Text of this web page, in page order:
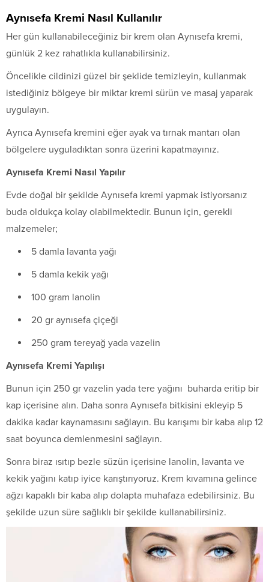
Aynısefa Kremi Nasıl Kullanılır
Her gün kullanabileceğiniz bir krem olan Aynısefa kremi,
günlük 2 kez rahatlıkla kullanabilirsiniz.
Öncelikle cildinizi güzel bir şeklide temizleyin, kullanmak
istediğiniz bölgeye bir miktar kremi sürün ve masaj yaparak
uygulayın.
Ayrıca Aynısefa kremini eğer ayak va tırnak mantarı olan
bölgelere uyguladıktan sonra üzerini kapatmayınız.
Aynısefa Kremi Nasıl Yapılır
Evde doğal bir şekilde Aynısefa kremi yapmak istiyorsanız
buda oldukça kolay olabilmektedir. Bunun için, gerekli
malzemeler;
5 damla lavanta yağı
5 damla kekik yağı
100 gram lanolin
20 gr aynısefa çiçeği
250 gram tereyağ yada vazelin
Aynısefa Kremi Yapılışı
Bunun için 250 gr vazelin yada tere yağını buharda eritip bir
kap içerisine alın. Daha sonra Aynısefa bitkisini ekleyip 5
dakika kadar kaynamasını sağlayın. Bu karışımı bir kaba alıp 12
saat boyunca demlenmesini sağlayın.
Sonra biraz ısıtıp bezle süzün içerisine lanolin, lavanta ve
kekik yağını katıp iyice karıştırıyoruz. Krem kıvamına gelince
ağzı kapaklı bir kaba alıp dolapta muhafaza edebilirsiniz. Bu
şekilde uzun süre sağlıklı bir şekilde kullanabilirsiniz.